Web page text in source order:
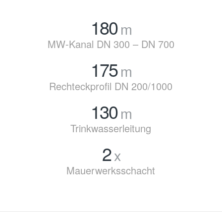
180m
MW-Kanal DN 300 – DN 700
175m
Rechteckprofil DN 200/1000
130m
Trinkwasserleitung
2x
Mauerwerksschacht